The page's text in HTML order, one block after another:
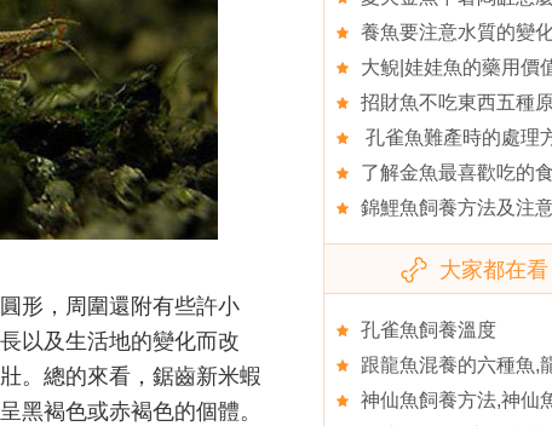
形，周圍還附有些許小
以及生活地的變化而改
。總的來看，鋸齒新米蝦
黑褐色或赤褐色的個體。
大鲵|娃娃魚的藥用價
孔雀魚難產時的處理
錦鯉魚飼養方法及注
大家都在看
孔雀魚飼養溫度